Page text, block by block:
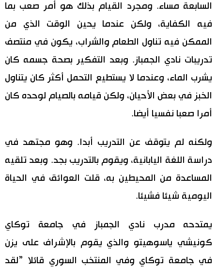
السابعة مساء. ومجرد القيام بذلك هو أمر صعب بما
فيه الكفاية، ولكن عندما يحين الوقت الذي من
الممكن فيه تناول الطعام والشراب، يكون في منتصف
تدريبات نادي الجمباز. وبعد التفكير بصحة جسمه كان
يشرب الماء، وعندما لا يستطيع التحمل أكثر كان يتناول
الخبز في بعض الأحيان، ولكن قيامه بالصيام لوحده كان
أمرا صعبا نفسيا أيضا.
ولكنه لم يتوقف عن التدريب أبدا. وهو مجتهد في
دراسة اللغة اليابانية، ويقوم بالتدريب بجد. وبعد تلقيه
المساعدة من المحيطين به، قلت العوائق في الحياة
اليومية شيئا فشيئا.
يمتدحه مدرب نادي الجمباز في جامعة توكاي
كونيشي ياسوهيتو والذي يقوم بالإشراف على يزن
في جامعة توكاي وفي المنتخب السوري قائلا ”لقد